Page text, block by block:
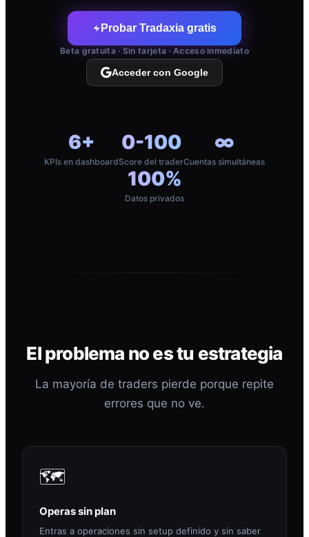
Probar Tradaxia gratis
Beta gratuita · Sin tarjeta · Acceso inmediato
Acceder con Google
6+
KPIs en dashboard
0-100
Score del trader
∞
Cuentas simultáneas
100%
Datos privados
El problema no es tu estrategia
La mayoría de traders pierde porque repite
errores que no ve.
🗺️
Operas sin plan
Entras a operaciones sin setup definido y sin saber